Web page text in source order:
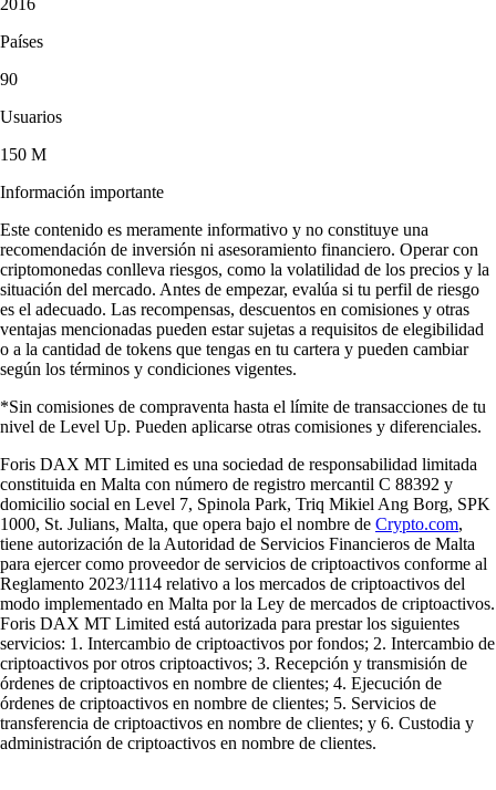
2016
Países
90
Usuarios
150 M
Información importante
Este contenido es meramente informativo y no constituye una
recomendación de inversión ni asesoramiento financiero. Operar con
criptomonedas conlleva riesgos, como la volatilidad de los precios y la
situación del mercado. Antes de empezar, evalúa si tu perfil de riesgo
es el adecuado. Las recompensas, descuentos en comisiones y otras
ventajas mencionadas pueden estar sujetas a requisitos de elegibilidad
o a la cantidad de tokens que tengas en tu cartera y pueden cambiar
según los términos y condiciones vigentes.
*Sin comisiones de compraventa hasta el límite de transacciones de tu
nivel de Level Up. Pueden aplicarse otras comisiones y diferenciales.
Foris DAX MT Limited es una sociedad de responsabilidad limitada
constituida en Malta con número de registro mercantil C 88392 y
domicilio social en Level 7, Spinola Park, Triq Mikiel Ang Borg, SPK
1000, St. Julians, Malta, que opera bajo el nombre de Crypto.com,
tiene autorización de la Autoridad de Servicios Financieros de Malta
para ejercer como proveedor de servicios de criptoactivos conforme al
Reglamento 2023/1114 relativo a los mercados de criptoactivos del
modo implementado en Malta por la Ley de mercados de criptoactivos.
Foris DAX MT Limited está autorizada para prestar los siguientes
servicios: 1. Intercambio de criptoactivos por fondos; 2. Intercambio de
criptoactivos por otros criptoactivos; 3. Recepción y transmisión de
órdenes de criptoactivos en nombre de clientes; 4. Ejecución de
órdenes de criptoactivos en nombre de clientes; 5. Servicios de
transferencia de criptoactivos en nombre de clientes; y 6. Custodia y
administración de criptoactivos en nombre de clientes.